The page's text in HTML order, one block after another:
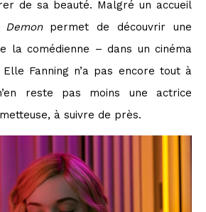
de sa beauté. Malgré un accueil
permet de découvrir une
la comédienne – dans un cinéma
Fanning n’a pas encore tout à
reste pas moins une actrice
à suivre de près.